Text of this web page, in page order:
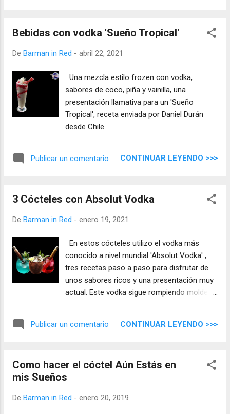
Bebidas con vodka 'Sueño Tropical'
De Barman in Red - abril 22, 2021
Una mezcla estilo frozen con vodka,
sabores de coco, piña y vainilla, una
presentación llamativa para un 'Sueño
Tropical', receta enviada por Daniel Durán
desde Chile.
Publicar un comentario CONTINUAR LEYENDO >>>
3 Cócteles con Absolut Vodka
De Barman in Red - enero 19, 2021
En estos cócteles utilizo el vodka más
conocido a nivel mundial 'Absolut Vodka' ,
tres recetas paso a paso para disfrutar de
unos sabores ricos y una presentación muy
actual. Este vodka sigue rompiendo moldes
disfrutar de estas bebidas.
Publicar un comentario CONTINUAR LEYENDO >>>
Como hacer el cóctel Aún Estás en
mis Sueños
De Barman in Red - enero 20, 2019